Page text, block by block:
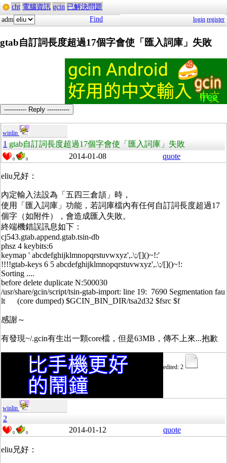
cht 電腦資訊 gcin 已解決問題
adm
Find login register
gtab自訂詞長度超過17個字會使「匯入詞庫」失敗
----------- Reply -----------
winlin
1 gtab自訂詞長度超過17個字會使「匯入詞庫」失敗
0 0 2014-01-08 quote
eliu兄好：
內定輸入法設為「五四三倉頡」時，
使用「匯入詞庫」功能，若詞庫檔內有任何自訂詞長度超過17
個字（如附件），會造成匯入失敗。
終端機錯誤訊息如下：
cj543.gtab.append.gtab.tsin-db
phsz 4 keybits:6
keymap ' abcdefghijklmnopqrstuvwxyz',.\;/[]()~!:'
!!!!gtab-keys 6 5 abcdefghijklmnopqrstuvwxyz',.\;/[]()~!:
Sorting ....
before delete duplicate N:500030
/usr/share/gcin/script/tsin-gtab-import: line 19: 7690 Segmentation fau
lt (core dumped) $GCIN_BIN_DIR/tsa2d32 $fsrc $f
感謝～
有發現~/.gcin有生出一顆core檔，但是63MB，傳不上來...抱歉
edited: 2
winlin
2
0 0 2014-01-12 quote
eliu兄好：